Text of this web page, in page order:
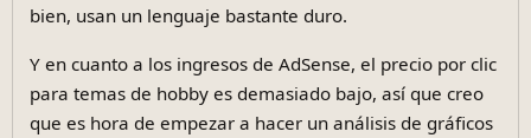
bien, usan un lenguaje bastante duro.
Y en cuanto a los ingresos de AdSense, el precio por clic
para temas de hobby es demasiado bajo, así que creo
que es hora de empezar a hacer un análisis de gráficos